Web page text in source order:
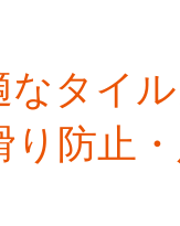
タイ
り防止